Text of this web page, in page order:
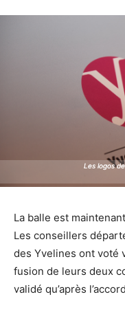
Les logos
Les logos
La balle est
Les conseillers
des Yvelines ont voté
fusion de leurs deux
validé qu’après